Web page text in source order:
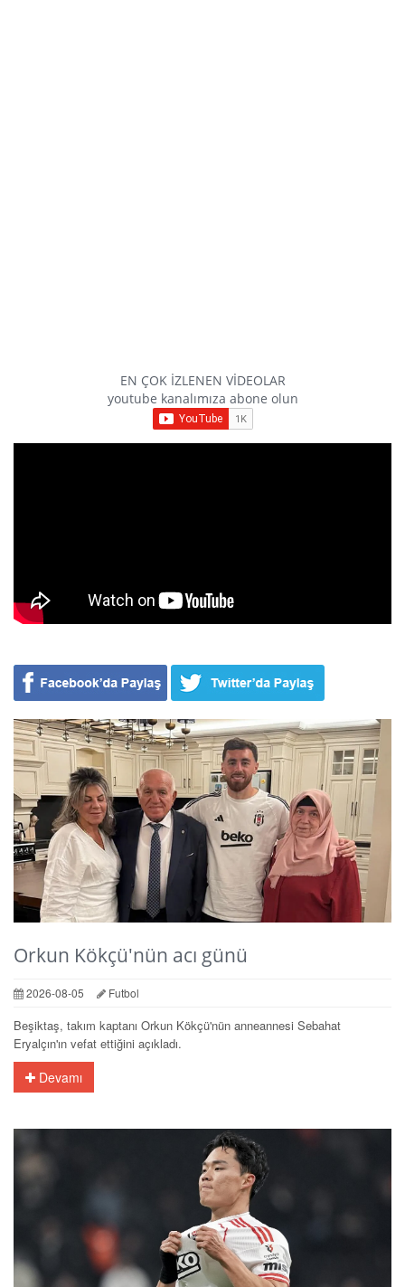
EN ÇOK İZLENEN VİDEOLAR
youtube kanalımıza abone olun
Orkun Kökçü'nün acı günü
2026-08-05 Futbol
Beşiktaş, takım kaptanı Orkun Kökçü'nün anneannesi Sebahat
Eryalçın'ın vefat ettiğini açıkladı.
Devamı